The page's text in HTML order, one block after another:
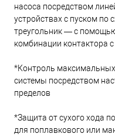
насоса посредством
устройствах с пуском по
треугольник — с
комбинации контактора
*Контроль
системы посредством
пределов
*Защита от сухого хода
для поплавкового или